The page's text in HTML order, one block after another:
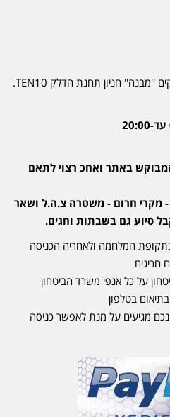
האילן 4 אור עקיבא - מתחם העסקים ''מבנה'' חניון תחנת הדלק TEN10.
באתר ואחכ רצוי לתאם
- מקרי חרום - משטרה צ.ה.ל ושאר
סיוע גם בשבתות וחגים.
המלחמה ולאחריה הכניסה
חריגים
על כל אגפי משרד הביטחון
בטלפון
מגיעים על מנת לאפשר כניסה